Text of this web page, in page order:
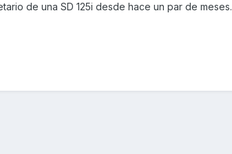
de una SD 125i desde hace un par de meses.